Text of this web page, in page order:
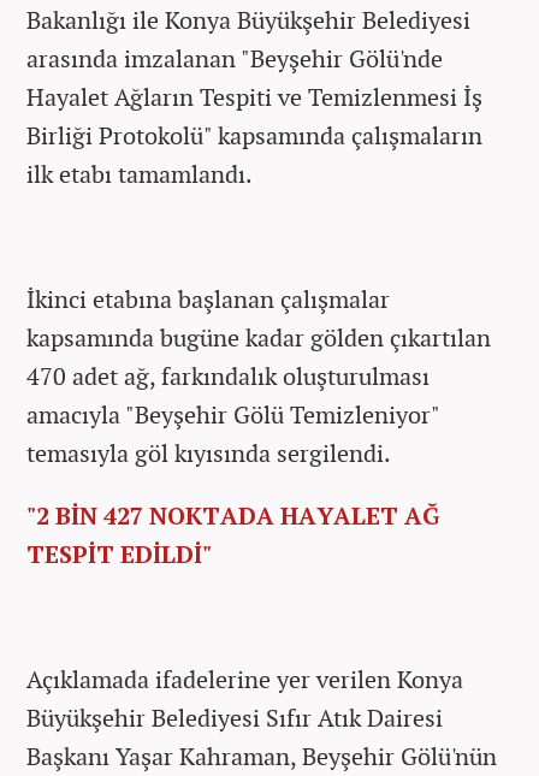
Bakanlığı ile Konya Büyükşehir Belediyesi
arasında imzalanan "Beyşehir Gölü'nde
Hayalet Ağların Tespiti ve Temizlenmesi İş
Birliği Protokolü" kapsamında çalışmaların
ilk etabı tamamlandı.
İkinci etabına başlanan çalışmalar
kapsamında bugüne kadar gölden çıkartılan
470 adet ağ, farkındalık oluşturulması
amacıyla "Beyşehir Gölü Temizleniyor"
temasıyla göl kıyısında sergilendi.
"2 BİN 427 NOKTADA HAYALET AĞ
TESPİT EDİLDİ"
Açıklamada ifadelerine yer verilen Konya
Büyükşehir Belediyesi Sıfır Atık Dairesi
Başkanı Yaşar Kahraman, Beyşehir Gölü'nün